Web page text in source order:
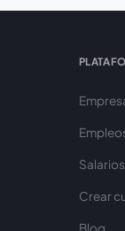
Salarios
Crear
Blog